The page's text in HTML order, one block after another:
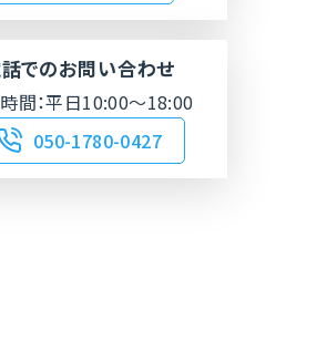
でのお問い合わせ
間：平日10:00～18:00
050-1780-0427